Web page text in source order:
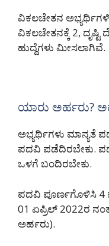
ವಿಕಲಚೇತನ
ವಿಕಲಚೇತನಕ್ಕೆ 2, ದೃಷ್ಟಿ
ಹುದ್ದೆಗಳು ಮೀಸಲಾಗಿವೆ.
ಯಾರು ಅರ್ಹರು?
ಅಭ್ಯರ್ಥಿಗಳು ಮಾನ್ಯತೆ
ಪದವಿ ಪಡೆದಿರಬೇಕು.
ಒಳಗೆ ಬಂದಿರಬೇಕು.
ಪದವಿ ಪೂರ್ಣಗೊಳಿಸಿ 4
01 ಏಪ್ರಿಲ್ 2022ರ
ಅರ್ಹರು).